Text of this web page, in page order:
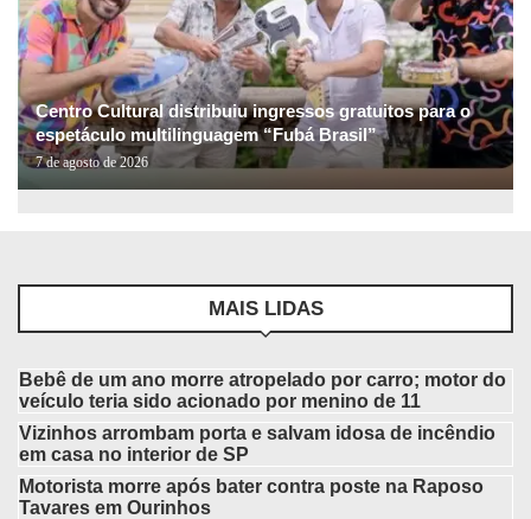
Centro Cultural distribuiu ingressos gratuitos para o
espetáculo multilinguagem “Fubá Brasil”
7 de agosto de 2026
MAIS LIDAS
Bebê de um ano morre atropelado por carro; motor do
veículo teria sido acionado por menino de 11
Vizinhos arrombam porta e salvam idosa de incêndio
em casa no interior de SP
Motorista morre após bater contra poste na Raposo
Tavares em Ourinhos